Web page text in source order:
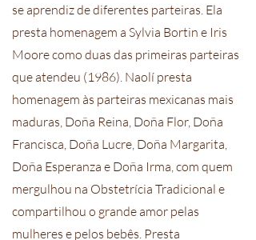
se aprendiz de diferentes parteiras. Ela
presta homenagem a Sylvia Bortin e Iris
Moore como duas das primeiras parteiras
que atendeu (1986). Naolí presta
homenagem às parteiras mexicanas mais
maduras, Doña Reina, Doña Flor, Doña
Francisca, Doña Lucre, Doña Margarita,
Doña Esperanza e Doña Irma, com quem
mergulhou na Obstetrícia Tradicional e
compartilhou o grande amor pelas
mulheres e pelos bebês. Presta